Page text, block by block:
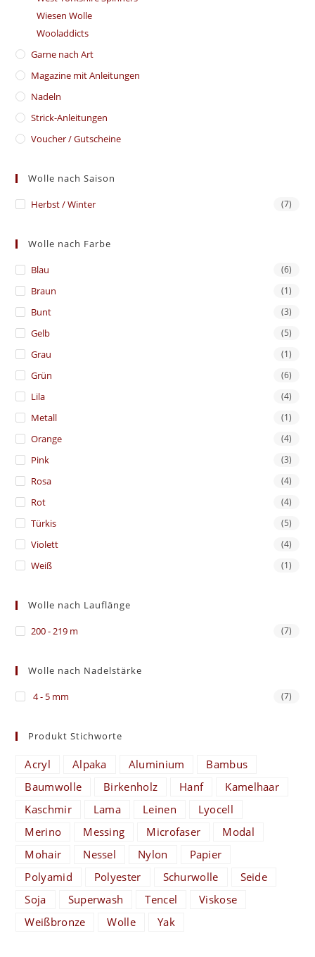
Wiesen Wolle
Wooladdicts
Garne nach Art
Magazine mit Anleitungen
Nadeln
Strick-Anleitungen
Voucher / Gutscheine
Wolle nach Saison
Herbst / Winter (7)
Wolle nach Farbe
Blau (6)
Braun (1)
Bunt (3)
Gelb (5)
Grau (1)
Grün (6)
Lila (4)
Metall (1)
Orange (4)
Pink (3)
Rosa (4)
Rot (4)
Türkis (5)
Violett (4)
Weiß (1)
Wolle nach Lauflänge
200 - 219 m (7)
Wolle nach Nadelstärke
4 - 5 mm (7)
Produkt Stichworte
Acryl Alpaka Aluminium
Bambus
Baumwolle
Birkenholz Hanf
Kamelhaar
Kaschmir
Lama Leinen
Lyocell
Merino
Messing Microfaser
Modal
Mohair
Nessel Nylon
Papier
Polyamid
Polyester Schurwolle
Seide
Soja
Superwash Tencel
Viskose
Weißbronze
Wolle Yak